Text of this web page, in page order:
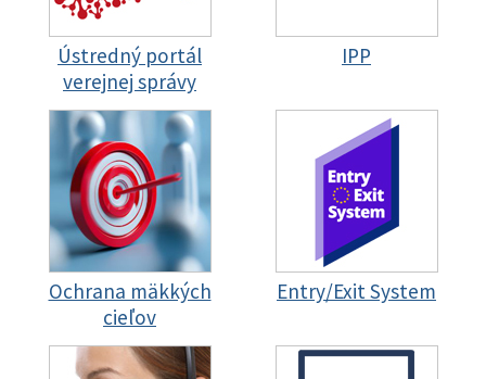
Ústredný portál
verejnej správy
IPP
Ochrana mäkkých
cieľov
Entry/Exit System